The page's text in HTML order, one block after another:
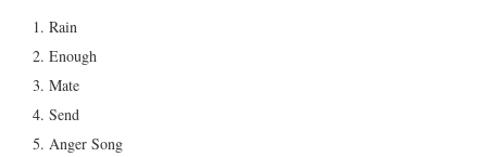
1. Rain
2. Enough
3. Mate
4. Send
5. Anger Song